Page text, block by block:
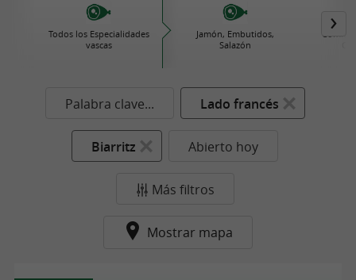
Todos los Especialidades
vascas
Jamón, Embutidos,
Salazón
Palabra clave... Lado francés
Biarritz Abierto hoy
Más filtros
Mostrar mapa